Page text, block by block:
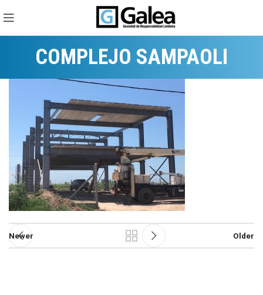
COMPLEJO SAMPAOLI
Newer Older